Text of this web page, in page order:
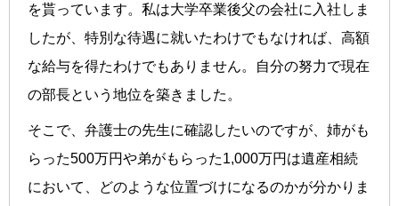
を貰っています。私は大学卒業後父の会社に入社しま
したが、特別な待遇に就いたわけでもなければ、高額
な給与を得たわけでもありません。自分の努力で現在
の部長という地位を築きました。
そこで、弁護士の先生に確認したいのですが、姉がも
らった500万円や弟がもらった1,000万円は遺産相続
において、どのような位置づけになるのかが分かりま